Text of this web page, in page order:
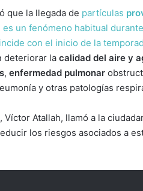
que la llegada de partículas
es un fenómeno habitual
con el inicio de la
deteriorar la calidad del aire y
, enfermedad pulmonar
y otras patologías
Víctor Atallah, llamó a la
los riesgos asociados a